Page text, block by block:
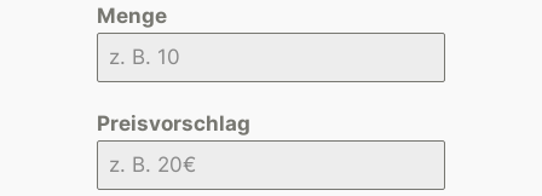
Menge
Preisvorschlag